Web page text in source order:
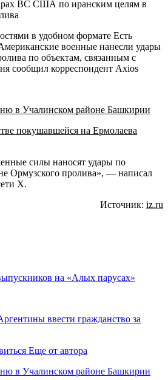
в удобном формате Есть
военные нанесли удары
по объектам, связанным с
сообщил корреспондент Axios
в Учалинском районе Башкирии
покушавшейся на Ермолаева
силы наносят удары по
Ормузского пролива», — написал
Х.
Источник: iz.ru
на «Алых парусах»
ввести гражданство за
Еще от автора
в Учалинском районе Башкирии